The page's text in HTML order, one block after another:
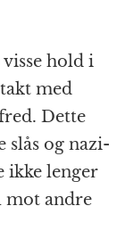
hold i
med
Dette
slås og nazi-
ikke lenger
mot andre